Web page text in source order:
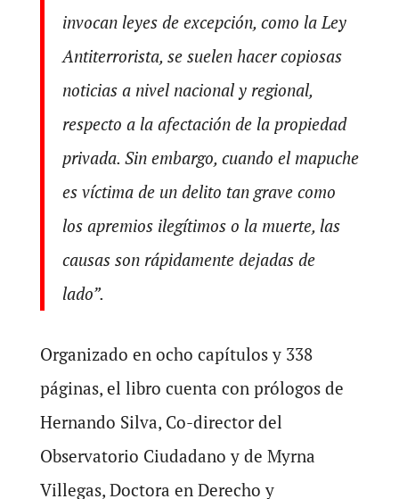
invocan leyes de excepción, como la Ley
Antiterrorista, se suelen hacer copiosas
noticias a nivel nacional y regional,
respecto a la afectación de la propiedad
privada. Sin embargo, cuando el mapuche
es víctima de un delito tan grave como
los apremios ilegítimos o la muerte, las
causas son rápidamente dejadas de
lado”.
Organizado en ocho capítulos y 338
páginas, el libro cuenta con prólogos de
Hernando Silva, Co-director del
Observatorio Ciudadano y de Myrna
Villegas, Doctora en Derecho y